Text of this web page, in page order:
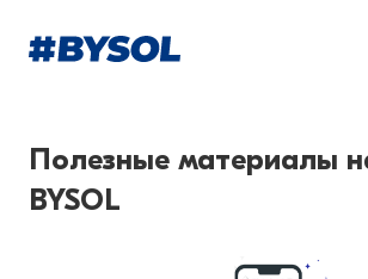
Полезные материалы
BYSOL